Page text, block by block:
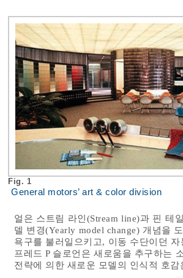
Fig. 1
General motors’ art & color division
얼은 스트림 라인(Stream line)과 핀 테
델 변경(Yearly model change) 개념을
욕구를 불러일으키고, 이동 수단이던
프레드 P 슬로언은 새로움을 추구하는
전략에 의한 새로운 모델의 인식적 호